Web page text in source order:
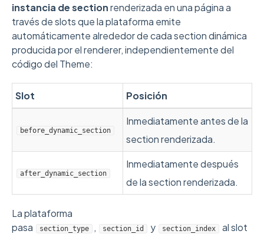
instancia de sectionrenderizada en una página a
través de slots que la plataforma emite
automáticamente alrededor de cada section dinámica
producida por el renderer, independientemente del
código del Theme:
Slot Posición
before_dynamic_section
Inmediatamente antes de la
section renderizada.
after_dynamic_section
Inmediatamente después
de la section renderizada.
La plataforma
pasa
section_type , section_id y section_index
al slot